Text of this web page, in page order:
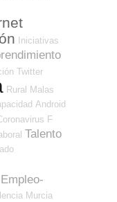
Iniciativas
Twitter
Rural
Malas
Android
F
Talento
Murcia